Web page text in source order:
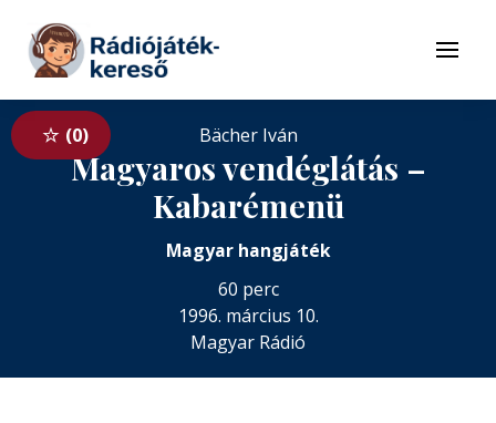
Tovább a tartalomhoz
Menü
0 Bächer Iván
Magyaros vendéglátás –
Kabarémenü
Magyar hangjáték
60 perc
1996. március 10.
Magyar Rádió